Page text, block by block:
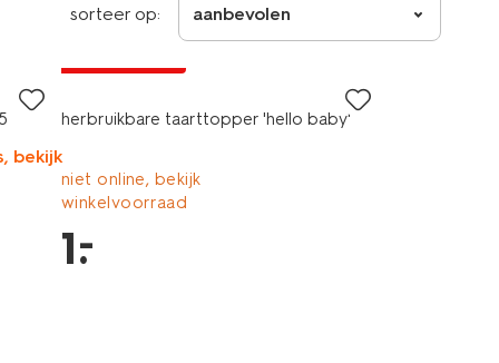
sorteer op: aanbevolen
bekijk
herbruikbare taarttopper 'hello baby'
niet online, bekijk
winkelvoorraad
1.
–